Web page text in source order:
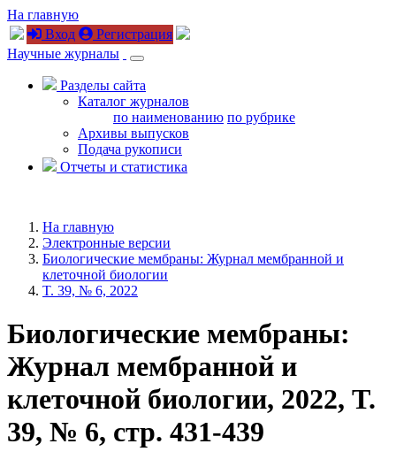
На главную
Вход
Регистрация
Научные журналы
Разделы сайта
Каталог журналов
по наименованию по рубрике
Архивы выпусков
Подача рукописи
Отчеты и статистика
На главную
Электронные версии
Биологические мембраны: Журнал мембранной и
клеточной биологии
T. 39, № 6, 2022
Биологические мембраны:
Журнал мембранной и
клеточной биологии, 2022, T.
39, № 6, стр. 431-439